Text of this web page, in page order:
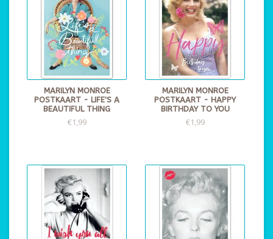
MARILYN MONROE
POSTKAART - LIFE'S A
BEAUTIFUL THING
€1,99
MARILYN MONROE
POSTKAART - HAPPY
BIRTHDAY TO YOU
€1,99